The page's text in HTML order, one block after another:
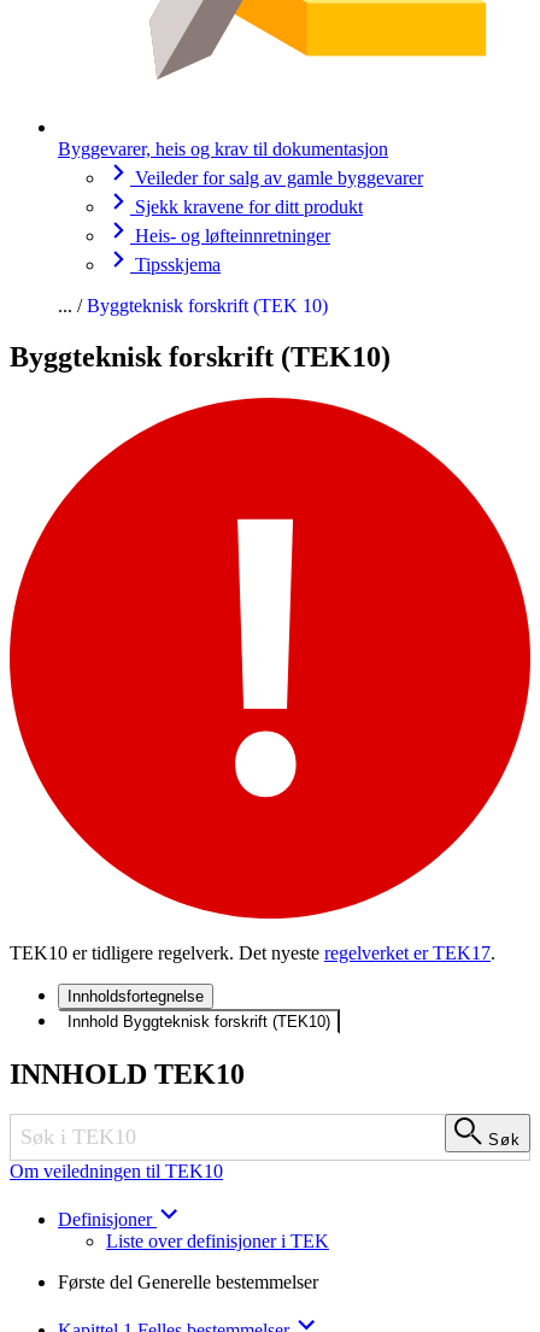
Byggevarer, heis og krav til dokumentasjon
Veileder for salg av gamle byggevarer
Sjekk kravene for ditt produkt
Heis- og løfteinnretninger
Tipsskjema
Byggteknisk forskrift (TEK 10)
Byggteknisk forskrift (TEK10)
TEK10 er tidligere regelverk. Det nyeste regelverket er TEK17.
Innholdsfortegnelse
Innhold Byggteknisk forskrift (TEK10)
INNHOLD TEK10
Søk
Om veiledningen til TEK10
Definisjoner
Liste over definisjoner i TEK
Første del Generelle bestemmelser